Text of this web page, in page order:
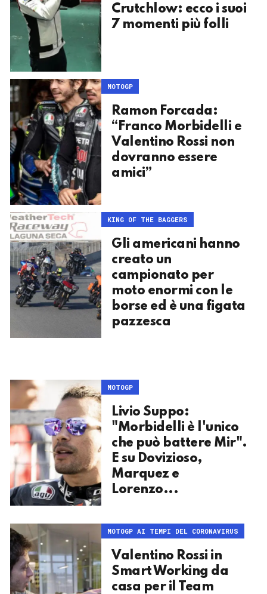
Crutchlow: ecco i suoi
7 momenti più folli
MOTOGP
Ramon Forcada:
“Franco Morbidelli e
Valentino Rossi non
dovranno essere
amici”
KING OF THE BAGGERS
Gli americani hanno
creato un
campionato per
moto enormi con le
borse ed è una figata
pazzesca
MOTOGP
Livio Suppo:
"Morbidelli è l'unico
che può battere Mir".
E su Dovizioso,
Marquez e
Lorenzo...
MOTOGP AI TEMPI DEL CORONAVIRUS
Valentino Rossi in
Smart Working da
casa per il Team